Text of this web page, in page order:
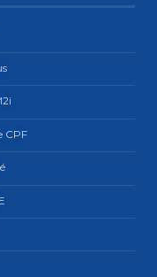
CPF